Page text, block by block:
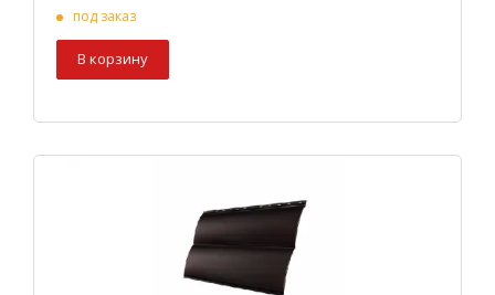
под заказ
В корзину